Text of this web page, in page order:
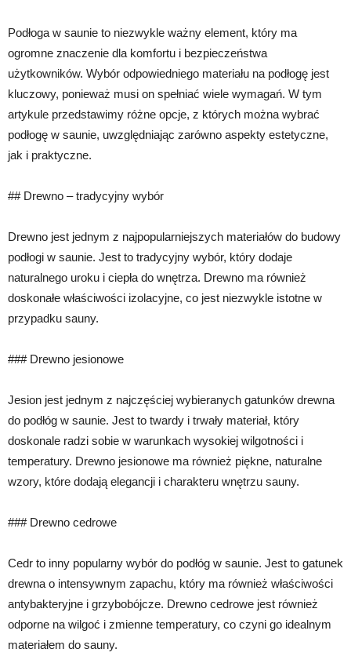
Podłoga w saunie to niezwykle ważny element, który ma
ogromne znaczenie dla komfortu i bezpieczeństwa
użytkowników. Wybór odpowiedniego materiału na podłogę jest
kluczowy, ponieważ musi on spełniać wiele wymagań. W tym
artykule przedstawimy różne opcje, z których można wybrać
podłogę w saunie, uwzględniając zarówno aspekty estetyczne,
jak i praktyczne.
## Drewno – tradycyjny wybór
Drewno jest jednym z najpopularniejszych materiałów do budowy
podłogi w saunie. Jest to tradycyjny wybór, który dodaje
naturalnego uroku i ciepła do wnętrza. Drewno ma również
doskonałe właściwości izolacyjne, co jest niezwykle istotne w
przypadku sauny.
### Drewno jesionowe
Jesion jest jednym z najczęściej wybieranych gatunków drewna
do podłóg w saunie. Jest to twardy i trwały materiał, który
doskonale radzi sobie w warunkach wysokiej wilgotności i
temperatury. Drewno jesionowe ma również piękne, naturalne
wzory, które dodają elegancji i charakteru wnętrzu sauny.
### Drewno cedrowe
Cedr to inny popularny wybór do podłóg w saunie. Jest to gatunek
drewna o intensywnym zapachu, który ma również właściwości
antybakteryjne i grzybobójcze. Drewno cedrowe jest również
odporne na wilgoć i zmienne temperatury, co czyni go idealnym
materiałem do sauny.